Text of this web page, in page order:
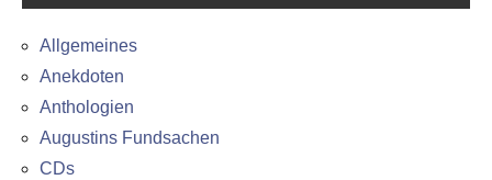
Allgemeines
Anekdoten
Anthologien
Augustins Fundsachen
CDs